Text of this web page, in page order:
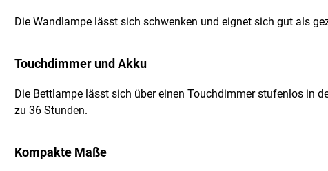
Die Wandlampe lässt sich schwenken und eignet sich gut als
Touchdimmer und Akku
Die Bettlampe lässt sich über einen Touchdimmer stufenlos in
zu 36 Stunden.
Kompakte Maße